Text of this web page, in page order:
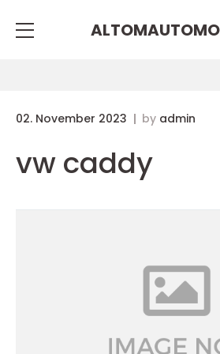
02. November 2023 by admin
vw caddy